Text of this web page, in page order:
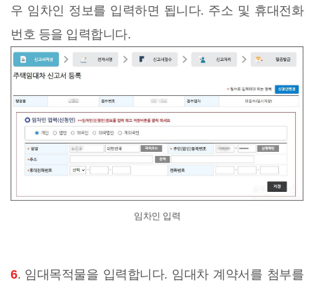
우 임차인 정보를 입력하면 됩니다. 주소 및 휴대전화
번호 등을 입력합니다.
임차인 입력
6. 임대목적물을 입력합니다. 임대차 계약서를 첨부를